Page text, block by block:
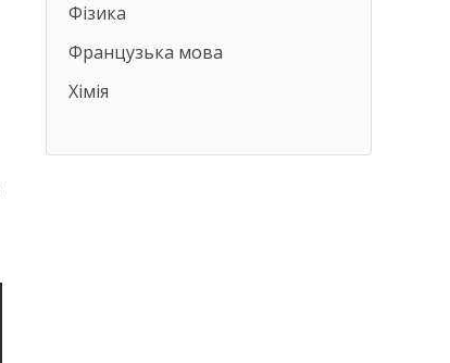
Фізика
Французька мова
Хімія